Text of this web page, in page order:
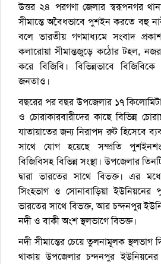
উত্তর ২৪ পরগণা জেলার স্বরূপনগর
সীমান্তে অবৈধভাবে পুশইন করতে বহু
বলে ভারতীয় গণমাধ্যমে সংবাদ
কলারোয়া সীমান্তজুড়ে কঠোর টহল,
করে বিজিবি। বিভিন্নভাবে
জনতাও।
বছরের পর বছর উপজেলার ১৭
ও চোরাকারবারীদের কাছে বিভিন্ন
যাতায়াতের জন্য নিরাপদ রুট হিসেবে
সাথে যোগ হয়েছে সম্প্রতি
বিজিবিসহ বিভিন্ন সংস্থা। উপজেলার
দ্বারা ভারতের সাথে বিভক্ত। এর
সিংহভাগ ও সোনাবাড়িয়া ইউনিয়নের
ভারতের সাথে বিভক্ত, আর চন্দনপুর
নদী ও বাকী অংশ স্থলভাগে বিভক্ত।
নদী সীমান্তের চেয়ে তুলনামূলক স্থলভাগ
থাকায় উপজেলার চন্দনপুর